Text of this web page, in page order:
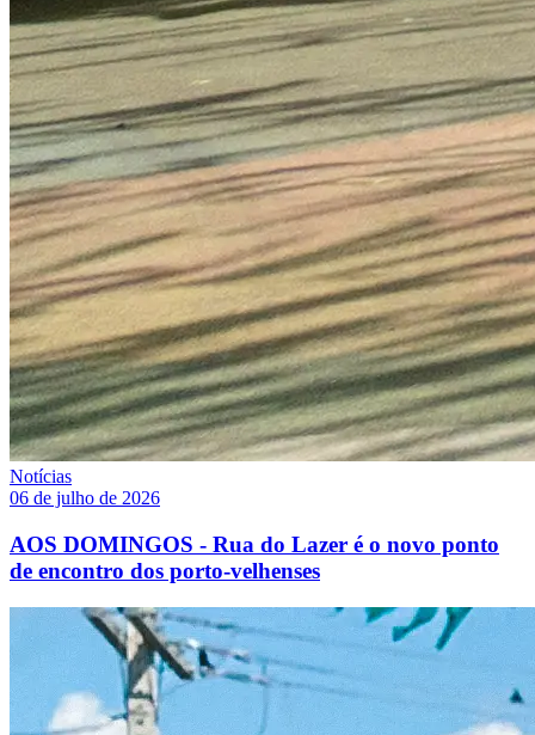
Notícias
06 de julho de 2026
AOS DOMINGOS - Rua do Lazer é o novo ponto
de encontro dos porto-velhenses